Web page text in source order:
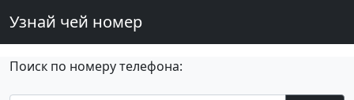
Узнай чей номер
Поиск по номеру телефона: